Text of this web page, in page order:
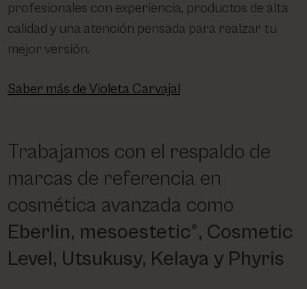
profesionales con experiencia, productos de alta
calidad y una atención pensada para realzar tu
mejor versión.
Saber más de Violeta Carvajal
Trabajamos con el respaldo de
marcas de referencia en
cosmética avanzada como
Eberlin, mesoestetic®, Cosmetic
Level, Utsukusy, Kelaya y Phyris